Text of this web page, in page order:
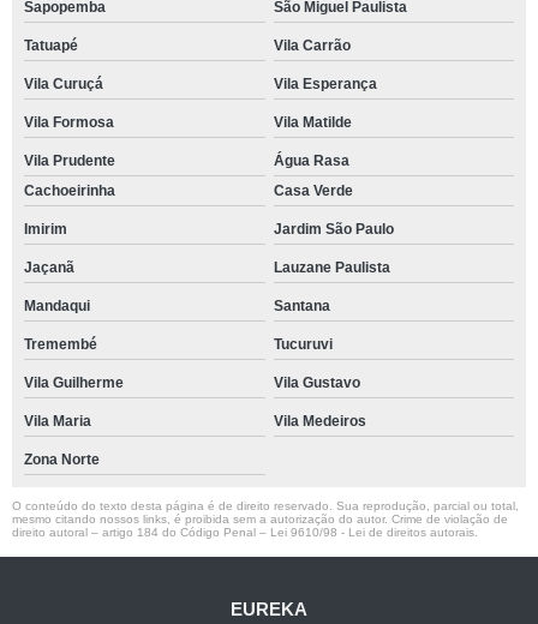
Sapopemba São Miguel Paulista
Tatuapé Vila Carrão
Vila Curuçá Vila Esperança
Vila Formosa Vila Matilde
Vila Prudente
Água Rasa
Cachoeirinha
Casa Verde
Imirim Jardim São Paulo
Jaçanã Lauzane Paulista
Mandaqui Santana
Tremembé Tucuruvi
Vila Guilherme Vila Gustavo
Vila Maria Vila Medeiros
Zona Norte
O conteúdo do texto desta página é de direito reservado. Sua reprodução, parcial ou total,
mesmo citando nossos links, é proibida sem a autorização do autor. Crime de violação de
direito autoral – artigo 184 do Código Penal – Lei 9610/98 - Lei de direitos autorais
EUREKA